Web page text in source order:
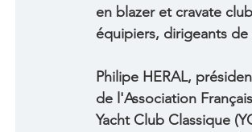
en blazer et cravate
équipiers, dirigeants
Philipe HERAL,
de l'Association
Yacht Club Classique